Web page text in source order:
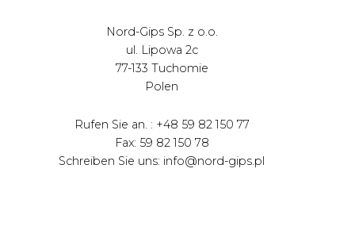
Nord-Gips Sp. z o.o.
ul. Lipowa 2c
77-133 Tuchomie
Polen
Rufen Sie an. : +48 59 82 150 77
Fax: 59 82 150 78
Schreiben Sie uns: info@nord-gips.pl